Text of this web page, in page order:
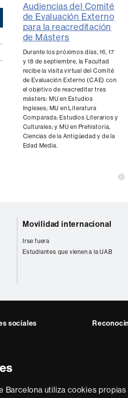
Barcelona utiliza cookies
Audiencias del Comité
de Evaluación Externo
para la reacreditación
de Másters
Durante los próximos días, 16, 17
y 18 de septiembre, la Facultad
recibe la visita virtual del Comité
de Evaluación Externo (CAE) con
el objetivo de reacreditar tres
másters: MU en Estudios
Ingleses; MU en Literatura
Comparada: Estudios Literarios y
Culturales; y MU en Prehistoria,
Ciencias de la Antigüedad y de la
Edad Media.
Movilidad internacional
Irse fuera
Estudiantes que vienen a la UAB
sociales